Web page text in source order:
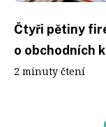
Čtyři pětiny
o obchodních
2 minuty čtení